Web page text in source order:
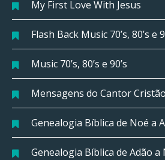
My First Love With Jesus
Flash Back Music 70’s, 80’s e
Music 70’s, 80’s e 90’s
Mensagens do Cantor Cristão
Genealogia Bíblica de Noé a
Genealogia Bíblica de Adão a